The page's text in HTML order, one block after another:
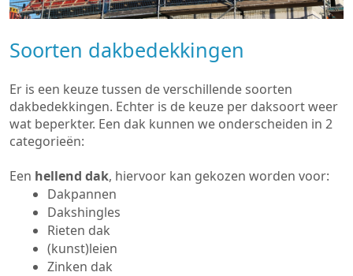
Soorten dakbedekkingen
Er is een keuze tussen de verschillende soorten
dakbedekkingen. Echter is de keuze per daksoort weer
wat beperkter. Een dak kunnen we onderscheiden in 2
categorieën:
Een hellend dak, hiervoor kan gekozen worden voor:
Dakpannen
Dakshingles
Rieten dak
(kunst)leien
Zinken dak